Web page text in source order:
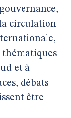
circulation
thématiques
et à
débats
être